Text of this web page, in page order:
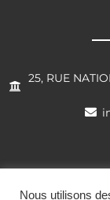
25, RUE
Nous utilisons